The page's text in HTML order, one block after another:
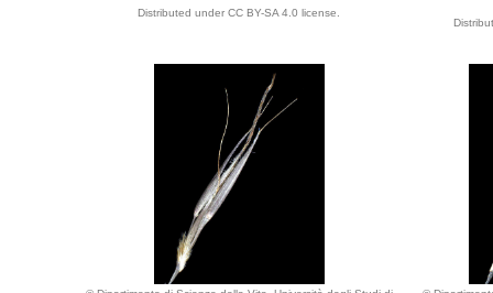
Distributed under CC BY-SA 4.0 license.